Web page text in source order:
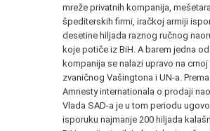
mreže privatnih kompanija,
špediterskih firmi, iračkoj armiji
desetine hiljada raznog ručnog
koje potiče iz BiH. A barem jedna
kompanija se nalazi upravo na
zvaničnog Vašingtona i UN-a.
Amnesty internationala o prodaji
Vlada SAD-a je u tom periodu
isporuku najmanje 200 hiljada